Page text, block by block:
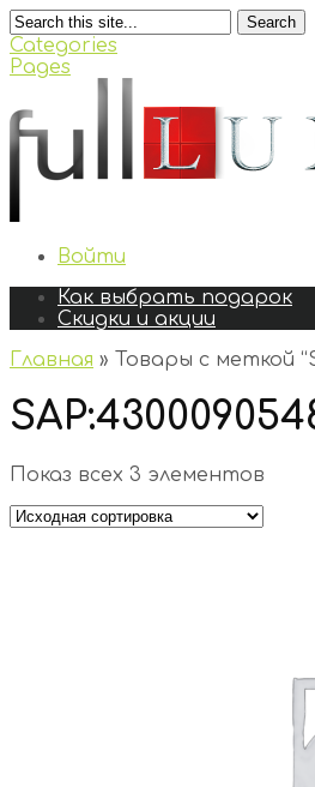
Search
Categories
Pages
Войти
Как выбрать подарок
Скидки и акции
Главная » Товары с меткой
Показ всех 3 элементов